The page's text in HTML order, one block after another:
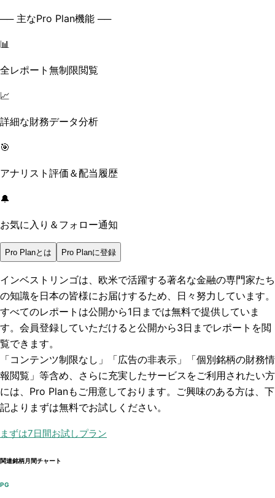
── 主なPro Plan機能 ──
📊
全レポート無制限閲覧
📈
詳細な財務データ分析
🎯
アナリスト評価＆配当履歴
🔔
お気に入り＆フォロー通知
Pro Planとは Pro Planに登録
インベストリンゴは、欧米で活躍する著名な金融の専門家たち
の知識を日本の皆様にお届けするため、日々努力しています。
すべてのレポートは公開から1日までは無料で提供していま
す。会員登録していただけると公開から3日までレポートを閲
覧できます。
「コンテンツ制限なし」「広告の非表示」「個別銘柄の財務情
報閲覧」 等含め、さらに充実したサービスをご利用されたい方
には、Pro Planもご用意しております。ご興味のある方は、下
記よりまずは無料でお試しください。
まずは7日間お試しプラン
関連銘柄月間チャート
PG